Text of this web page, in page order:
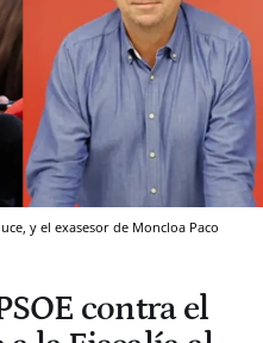
y el exasesor de Moncloa Paco
contra el